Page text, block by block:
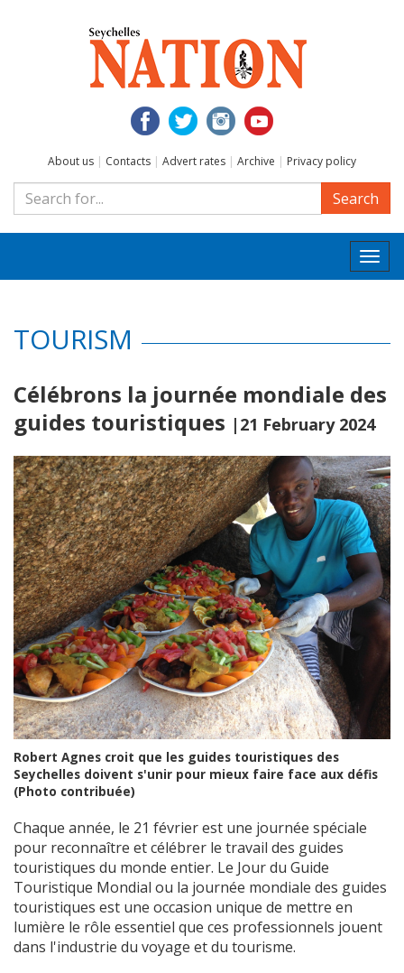
About us | Contacts | Advert rates | Archive | Privacy policy
Search
TOURISM
Célébrons la journée mondiale des
guides touristiques |21 February 2024
Robert Agnes croit que les guides touristiques des
Seychelles doivent s'unir pour mieux faire face aux défis
(Photo contribuée)
Chaque année, le 21 février est une journée spéciale
pour reconnaître et célébrer le travail des guides
touristiques du monde entier. Le Jour du Guide
Touristique Mondial ou la journée mondiale des guides
touristiques est une occasion unique de mettre en
lumière le rôle essentiel que ces professionnels jouent
dans l'industrie du voyage et du tourisme.